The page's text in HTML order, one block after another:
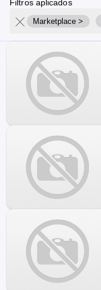
Filtros aplicados
Marketplace >